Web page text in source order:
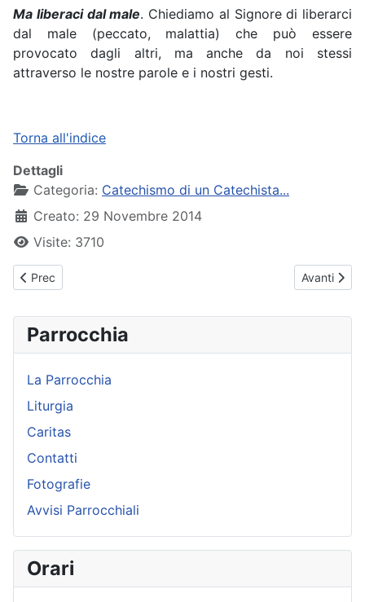
Ma liberaci dal male. Chiediamo al Signore di liberarci
dal male (peccato, malattia) che può essere
provocato dagli altri, ma anche da noi stessi
attraverso le nostre parole e i nostri gesti.
Torna all'indice
Dettagli
Categoria: Catechismo di un Catechista...
Creato: 29 Novembre 2014
Visite: 3710
Articolo precedente: 06 - Il segno della croce
Prec Articolo
Avanti
Parrocchia
La Parrocchia
Liturgia
Caritas
Contatti
Fotografie
Avvisi Parrocchiali
Orari